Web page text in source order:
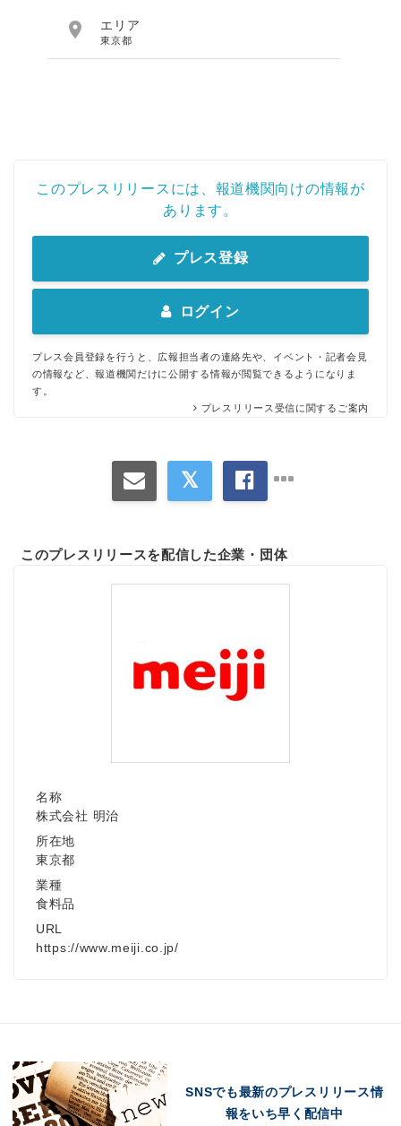
 エリア
東京都
このプレスリリースには、報道機関向けの情報が
あります。
プレス登録
ログイン
プレス会員登録を行うと、広報担当者の連絡先や、イベント・記者会見
の情報など、報道機関だけに公開する情報が閲覧できるようになりま
す。
プレスリリース受信に関するご案内
このプレスリリースを配信した企業・団体
名称
株式会社 明治
所在地
東京都
業種
食料品
URL
https://www.meiji.co.jp/
SNSでも最新のプレスリリース情
報をいち早く配信中